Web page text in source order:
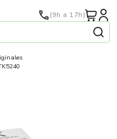
(9h a 17h)